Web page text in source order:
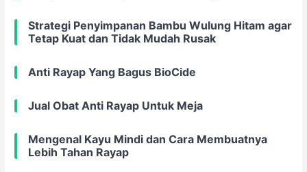
Strategi Penyimpanan Bambu Wulung Hitam agar
Tetap Kuat dan Tidak Mudah Rusak
Anti Rayap Yang Bagus BioCide
Jual Obat Anti Rayap Untuk Meja
Mengenal Kayu Mindi dan Cara Membuatnya
Lebih Tahan Rayap